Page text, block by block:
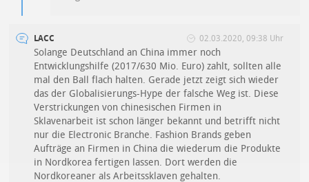
LACC 02.03.2020, 09:38 Uhr
Solange Deutschland an China immer noch
Entwicklungshilfe (2017/630 Mio. Euro) zahlt, sollten alle
mal den Ball flach halten. Gerade jetzt zeigt sich wieder
das der Globalisierungs-Hype der falsche Weg ist. Diese
Verstrickungen von chinesischen Firmen in
Sklavenarbeit ist schon länger bekannt und betrifft nicht
nur die Electronic Branche. Fashion Brands geben
Aufträge an Firmen in China die wiederum die Produkte
in Nordkorea fertigen lassen. Dort werden die
Nordkoreaner als Arbeitssklaven gehalten.